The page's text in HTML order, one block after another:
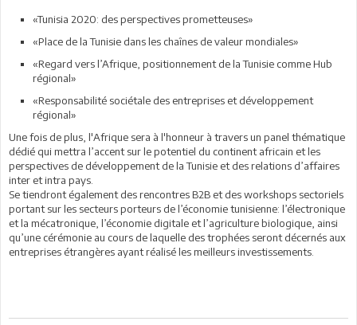
«Tunisia 2020: des perspectives prometteuses»
«Place de la Tunisie dans les chaînes de valeur mondiales»
«Regard vers l’Afrique, positionnement de la Tunisie comme Hub
régional»
«Responsabilité sociétale des entreprises et développement
régional»
Une fois de plus, l'Afrique sera à l'honneur à travers un panel thématique
dédié qui mettra l’accent sur le potentiel du continent africain et les
perspectives de développement de la Tunisie et des relations d’affaires
inter et intra pays.
Se tiendront également des rencontres B2B et des workshops sectoriels
portant sur les secteurs porteurs de l’économie tunisienne: l’électronique
et la mécatronique, l’économie digitale et l’agriculture biologique, ainsi
qu’une cérémonie au cours de laquelle des trophées seront décernés aux
entreprises étrangères ayant réalisé les meilleurs investissements.